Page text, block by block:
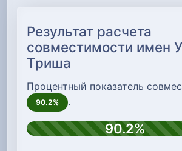
Результат расчета
совместимости имен
Триша
Процентный показатель
90.2% .
90.2%